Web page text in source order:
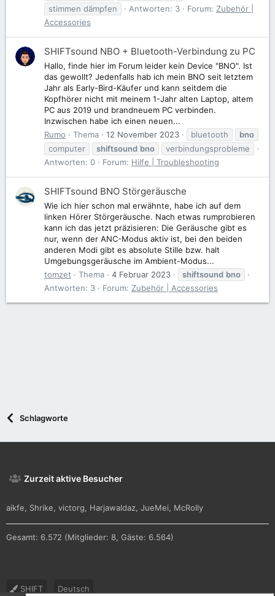
stimmen dämpfen
Antworten: 3 Forum: Zubehör |
Accessories
SHIFTsound NBO + Bluetooth-Verbindung zu PC
Hallo, finde hier im Forum leider kein Device "BNO". Ist
das gewollt? Jedenfalls hab ich mein BNO seit letztem
Jahr als Early-Bird-Käufer und kann seitdem die
Kopfhörer nicht mit meinem 1-Jahr alten Laptop, altem
PC aus 2019 und brandneuem PC verbinden.
Inzwischen habe ich einen neuen...
Rumo
Thema 12 November 2023 bluetooth
bno
computer
shiftsound bno
verbindungsprobleme
Antworten: 0
Forum: Hilfe | Troubleshooting
SHIFTsound BNO Störgeräusche
Wie ich hier schon mal erwähnte, habe ich auf dem
linken Hörer Störgeräusche. Nach etwas rumprobieren
kann ich das jetzt präzisieren: Die Geräusche gibt es
nur, wenn der ANC-Modus aktiv ist, bei den beiden
anderen Modi gibt es absolute Stille bzw. halt
Umgebungsgeräusche im Ambient-Modus...
tomzet
Thema 4 Februar 2023 shiftsound bno
Antworten: 3
Forum: Zubehör | Accessories
Schlagworte
Zurzeit aktive Besucher
aikfe Shrike victorg Harjawaldaz JueMei McRolly
Gesamt: 6.572 (Mitglieder: 8, Gäste: 6.564)
SHIFT Deutsch